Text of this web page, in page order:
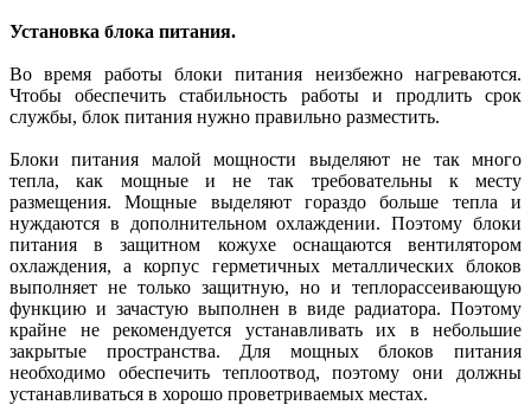
Установка блока питания.
Во время работы блоки питания неизбежно нагреваются.
Чтобы обеспечить стабильность работы и продлить срок
службы, блок питания нужно правильно разместить.
Блоки питания малой мощности выделяют не так много
тепла, как мощные и не так требовательны к месту
размещения. Мощные выделяют гораздо больше тепла и
нуждаются в дополнительном охлаждении. Поэтому блоки
питания в защитном кожухе оснащаются вентилятором
охлаждения, а корпус герметичных металлических блоков
выполняет не только защитную, но и теплорассеивающую
функцию и зачастую выполнен в виде радиатора. Поэтому
крайне не рекомендуется устанавливать их в небольшие
закрытые пространства. Для мощных блоков питания
необходимо обеспечить теплоотвод, поэтому они должны
устанавливаться в хорошо проветриваемых местах.